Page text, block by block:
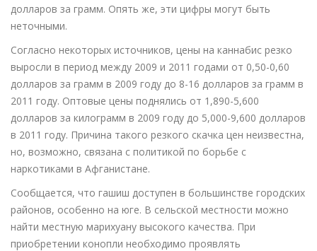
долларов за грамм. Опять же, эти цифры могут быть
неточными.
Согласно некоторых источников, цены на каннабис резко
выросли в период между 2009 и 2011 годами от 0,50-0,60
долларов за грамм в 2009 году до 8-16 долларов за грамм в
2011 году. Оптовые цены поднялись от 1,890-5,600
долларов за килограмм в 2009 году до 5,000-9,600 долларов
в 2011 году. Причина такого резкого скачка цен неизвестна,
но, возможно, связана с политикой по борьбе с
наркотиками в Афганистане.
Сообщается, что гашиш доступен в большинстве городских
районов, особенно на юге. В сельской местности можно
найти местную марихуану высокого качества. При
приобретении конопли необходимо проявлять